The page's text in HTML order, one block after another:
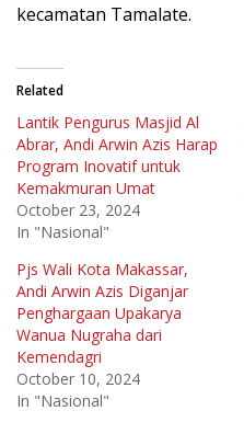
kecamatan Tamalate.
Related
Lantik Pengurus Masjid Al
Abrar, Andi Arwin Azis Harap
Program Inovatif untuk
Kemakmuran Umat
October 23, 2024
In "Nasional"
Pjs Wali Kota Makassar,
Andi Arwin Azis Diganjar
Penghargaan Upakarya
Wanua Nugraha dari
Kemendagri
October 10, 2024
In "Nasional"